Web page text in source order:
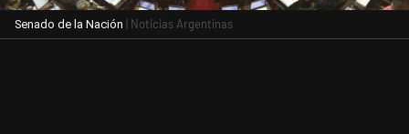
Senado de la Nación | Noticias Argentinas